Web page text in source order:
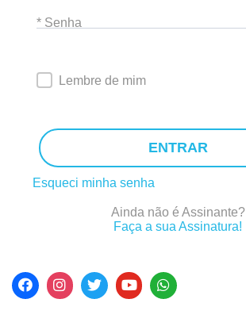
* Senha
Lembre de mim
ENTRAR
Esqueci minha senha
Ainda não é Assinante?
Faça a sua Assinatura!